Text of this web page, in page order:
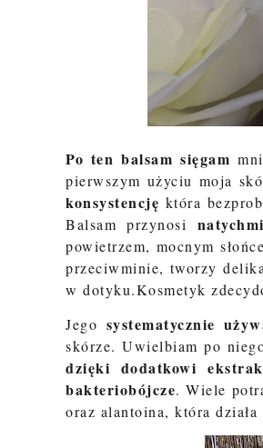
Po ten balsam sięgam
pierwszym użyciu moja
konsystencję która
Balsam przynosi
powietrzem, mocnym
przeciwminie, tworzy
w dotyku.Kosmetyk
Jego systematycznie
skórze. Uwielbiam po
dzięki dodatkowi
bakteriobójcze. Wiele
oraz alantoina, która